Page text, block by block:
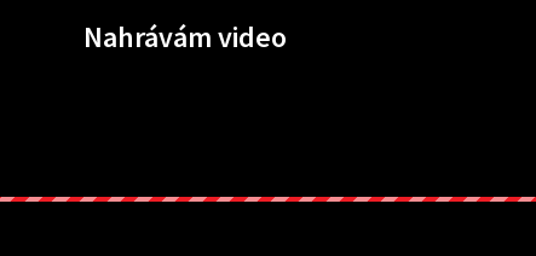
Nahrávám video